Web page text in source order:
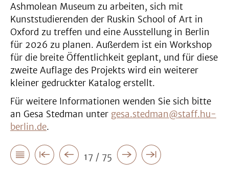
Ashmolean Museum zu arbeiten, sich mit
Kunststudierenden der Ruskin School of Art in
Oxford zu treffen und eine Ausstellung in Berlin
für 2026 zu planen. Außerdem ist ein Workshop
für die breite Öffentlichkeit geplant, und für diese
zweite Auflage des Projekts wird ein weiterer
kleiner gedruckter Katalog erstellt.
Für weitere Informationen wenden Sie sich bitte
an Gesa Stedman unter gesa.stedman@staff.hu-
berlin.de.
17 / 75